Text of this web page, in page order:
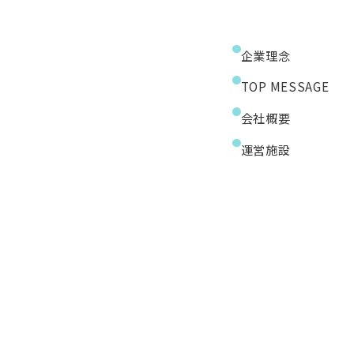
企業理念
TOP MESSAGE
会社概要
運営施設